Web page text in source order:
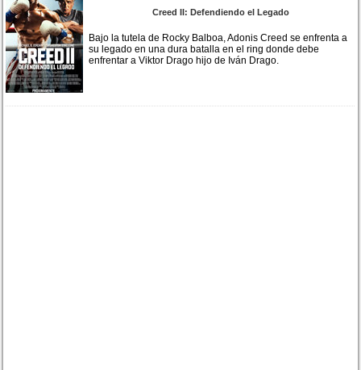
Creed II: Defendiendo el Legado
Bajo la tutela de Rocky Balboa, Adonis Creed se enfrenta a
su legado en una dura batalla en el ring donde debe
enfrentar a Viktor Drago hijo de Iván Drago.